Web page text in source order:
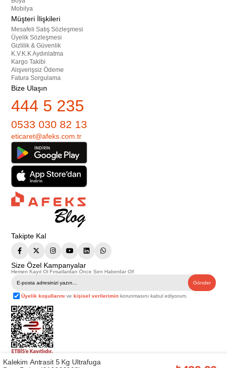
Mobilya
Müşteri İlişkileri
Mesafeli Satış Sözleşmesi
Üyelik Sözleşmesi
Gizlilik & Güvenlik
K.V.K.K Aydınlatma
Kargo Takibi
Alışverişsiz Ödeme
Fatura Sorgulama
Bize Ulaşın
444 5 235
0533 030 82 13
eticaret@afeks.com.tr
Takipte Kal
Size Özel Kampanyalar
Hemen Kayıt Ol Fırsatlardan Önce Sen Haberdar Ol!
Gönder
Üyelik koşullarını vekişisel verilerimin korunmasını kabul ediyorum.
Telif Hakkı © 2026Afeks Yapı Market . Tüm hakları saklıdır.
Kalekim Antrasit 5 Kg Ultrafuga